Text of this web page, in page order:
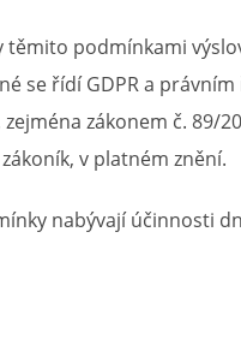
těmito podmínkami
se řídí GDPR a právním
zákonem č. 89/
v platném znění.
nabývají účinnosti